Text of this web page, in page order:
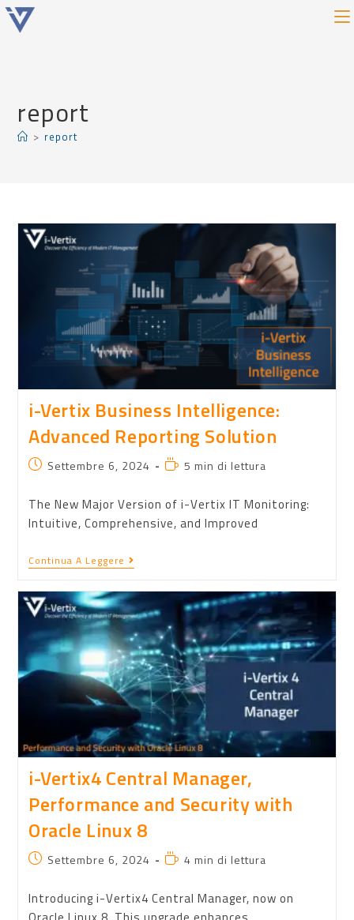
report
> report
i-Vertix Business Intelligence:
Advanced Reporting Solution
Settembre 6, 2024 5 min di lettura
The New Major Version of i-Vertix IT Monitoring:
Intuitive, Comprehensive, and Improved
Continua A Leggere
i-Vertix4 Central Manager,
Performance and Security with
Oracle Linux 8
Settembre 6, 2024 4 min di lettura
Introducing i-Vertix4 Central Manager, now on